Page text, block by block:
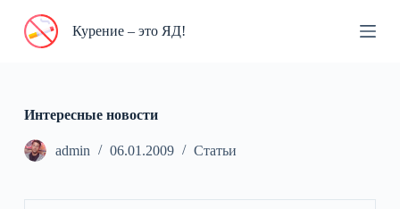
П
и
Курение – это ЯД!
Интересные новости
admin 06.01.2009 Статьи